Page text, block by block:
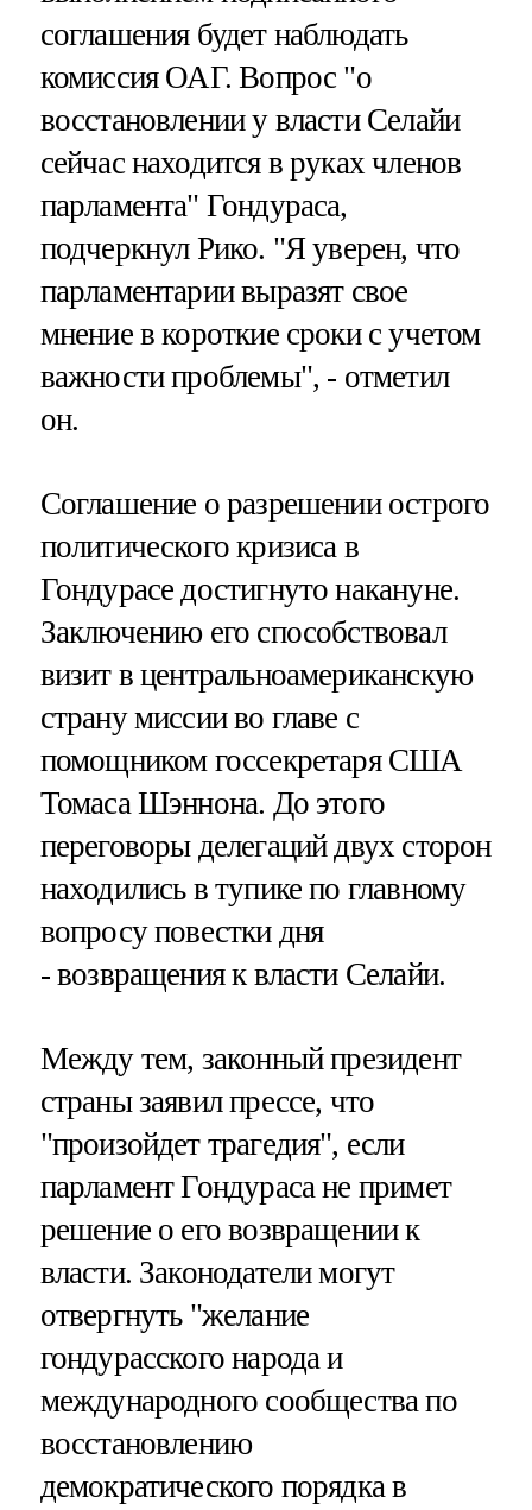
соглашения будет наблюдать
комиссия ОАГ. Вопрос "о
восстановлении у власти Селайи
сейчас находится в руках членов
парламента" Гондураса,
подчеркнул Рико. "Я уверен, что
парламентарии выразят свое
мнение в короткие сроки с учетом
важности проблемы", - отметил
он.
Соглашение о разрешении острого
политического кризиса в
Гондурасе достигнуто накануне.
Заключению его способствовал
визит в центральноамериканскую
страну миссии во главе с
помощником госсекретаря США
Томаса Шэннона. До этого
переговоры делегаций двух сторон
находились в тупике по главному
вопросу повестки дня
- возвращения к власти Селайи.
Между тем, законный президент
страны заявил прессе, что
"произойдет трагедия", если
парламент Гондураса не примет
решение о его возвращении к
власти. Законодатели могут
отвергнуть "желание
гондурасского народа и
международного сообщества по
восстановлению
демократического порядка в